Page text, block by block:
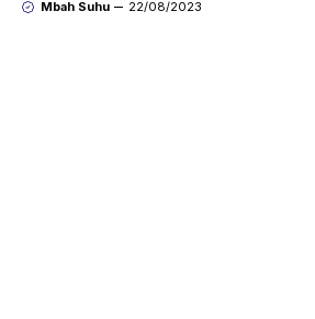
Mbah Suhu 22/08/2023